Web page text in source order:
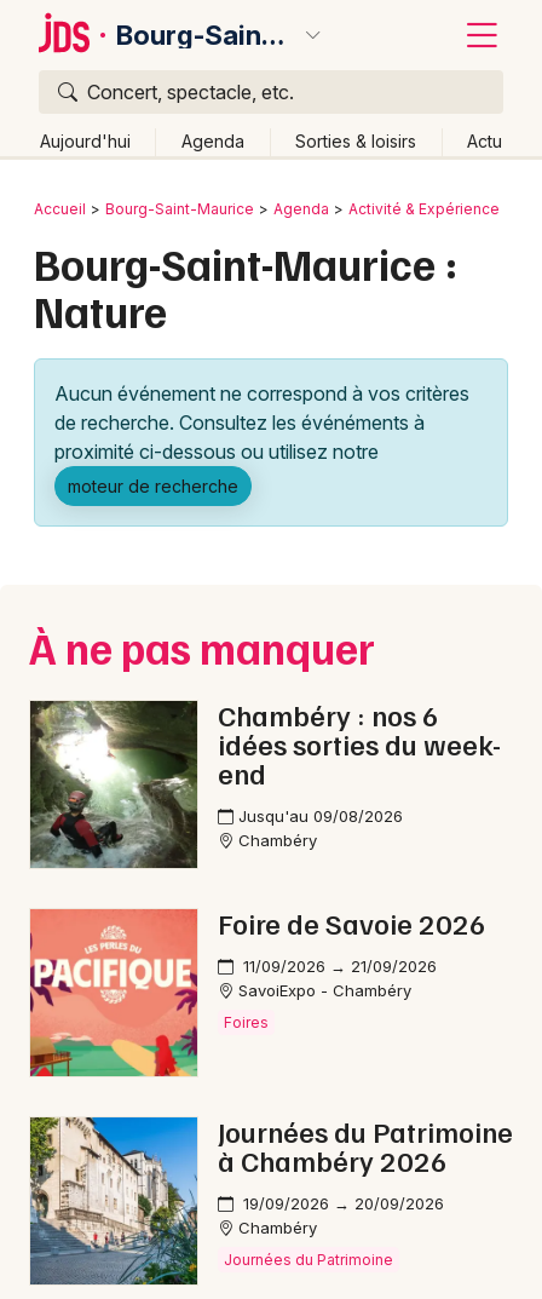
Bourg-Saint-Maurice
Concert, spectacle, etc.
Aujourd'hui Agenda Sorties & loisirs Actu
Publier un événement
Grands événements
Activité & Expérience
Manifestations
Foires & salons
Concerts
Sports
Soirées
Sorties famille
Sorties & loisirs
Nature en Savoie
Nature en Rhône-Alpes
Nature en Auvergne-Rhône-Alpes
Newsletter des sorties
Bordeaux
Colmar
Lille
Lyon
Marseille
Mulhouse
Nice
Paris
Strasbourg
Toulouse
Toutes les villes
Retour
Accueil Bourg-Saint-Maurice Agenda Activité & Expérience
Bourg-Saint-Maurice :
Nature
Aucun événement ne correspond à vos critères
de recherche. Consultez les événéments à
proximité ci-dessous ou utilisez notre
moteur de recherche
À ne pas manquer
Chambéry : nos 6
idées sorties du week-
end
Jusqu'au 09/08/2026
Chambéry
Foire de Savoie 2026
11/09/2026 → 21/09/2026
SavoiExpo - Chambéry
Foires
Journées du Patrimoine
à Chambéry 2026
19/09/2026 → 20/09/2026
Chambéry
Journées du Patrimoine
Quoi ?
Où ?
Rhône-Alpes
Partout Près de moi Changer de lieu
Quand ?
Aujourd'hui
Demain Ce week-end Autre